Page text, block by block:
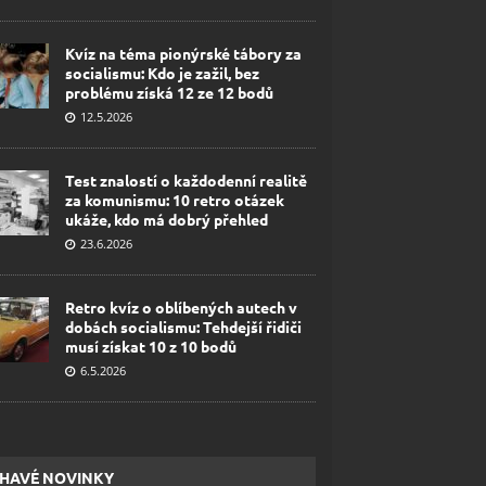
Kvíz na téma pionýrské tábory za
socialismu: Kdo je zažil, bez
problému získá 12 ze 12 bodů
12.5.2026
Test znalostí o každodenní realitě
za komunismu: 10 retro otázek
ukáže, kdo má dobrý přehled
23.6.2026
Retro kvíz o oblíbených autech v
dobách socialismu: Tehdejší řidiči
musí získat 10 z 10 bodů
6.5.2026
NOVINKY